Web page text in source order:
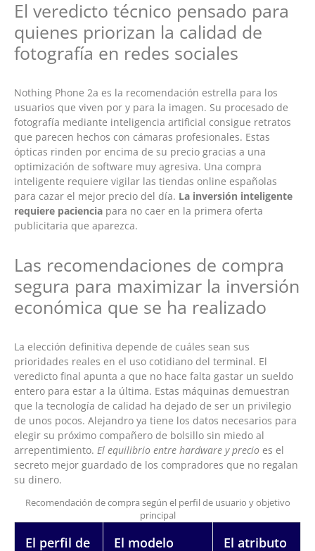
El veredicto técnico pensado para
quienes priorizan la calidad de
fotografía en redes sociales
Nothing Phone 2a es la recomendación estrella para los
usuarios que viven por y para la imagen. Su procesado de
fotografía mediante inteligencia artificial consigue retratos
que parecen hechos con cámaras profesionales. Estas
ópticas rinden por encima de su precio gracias a una
optimización de software muy agresiva. Una compra
inteligente requiere vigilar las tiendas online españolas
para cazar el mejor precio del día. La inversión inteligente
requiere paciencia para no caer en la primera oferta
publicitaria que aparezca.
Las recomendaciones de compra
segura para maximizar la inversión
económica que se ha realizado
La elección definitiva depende de cuáles sean sus
prioridades reales en el uso cotidiano del terminal. El
veredicto final apunta a que no hace falta gastar un sueldo
entero para estar a la última. Estas máquinas demuestran
que la tecnología de calidad ha dejado de ser un privilegio
de unos pocos. Alejandro ya tiene los datos necesarios para
elegir su próximo compañero de bolsillo sin miedo al
arrepentimiento. El equilibrio entre hardware y precio es el
secreto mejor guardado de los compradores que no regalan
su dinero.
Recomendación de compra según el perfil de usuario y objetivo
principal
El perfil de
El modelo
El atributo